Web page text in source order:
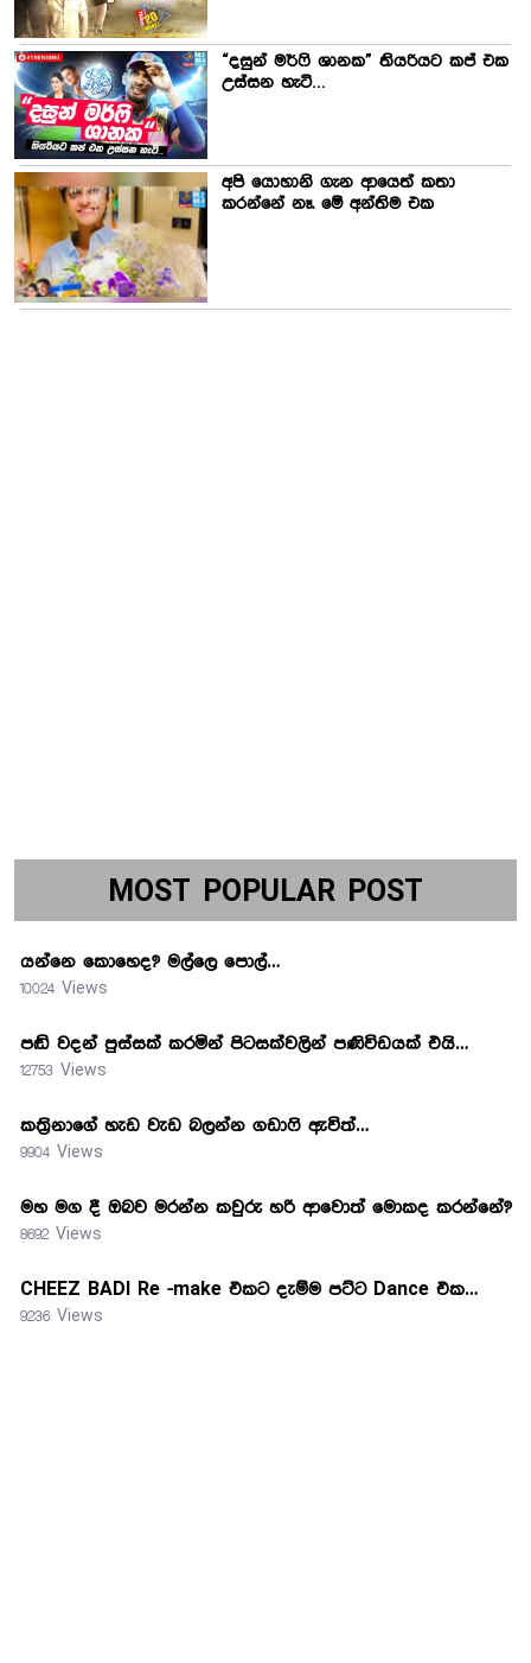
“දසුන් මර්ෆි ශානක” තියරියට කප් එක
උස්සන හැටි…
අපි යොහානි ගැන ආයෙත් කතා
කරන්නේ නෑ. මේ අන්තිම එක
MOST POPULAR POST
යන්නෙ කොහෙද? මල්ලෙ පොල්…
10024 Views
පඬි වදන් පුස්සක් කරමින් පිටසක්වලින් පණිවිඩයක් එයි…
12753 Views
කත්‍රිනාගේ හැඩ වැඩ බලන්න ගඩාෆි ඇවිත්…
9904 Views
මහ මග දී ඔබව මරන්න කවුරු හරි ආවොත් මොකද කරන්නේ?
8692 Views
CHEEZ BADI Re -make එකට දැම්ම පට්ට Dance එක…
9236 Views